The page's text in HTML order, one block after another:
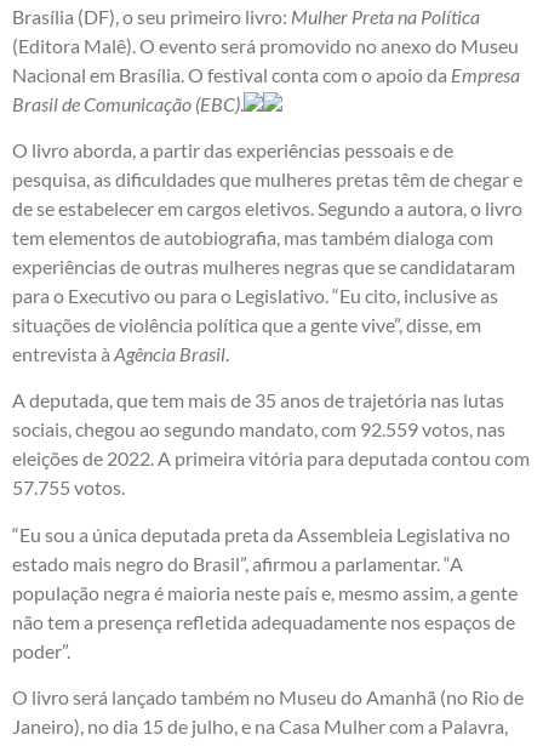
Brasília (DF), o seu primeiro livro: Mulher Preta na Política
(Editora Malê). O evento será promovido no anexo do Museu
Nacional em Brasília. O festival conta com o apoio da Empresa
Brasil de Comunicação (EBC)
O livro aborda, a partir das experiências pessoais e de
pesquisa, as dificuldades que mulheres pretas têm de chegar e
de se estabelecer em cargos eletivos. Segundo a autora, o livro
tem elementos de autobiografia, mas também dialoga com
experiências de outras mulheres negras que se candidataram
para o Executivo ou para o Legislativo. “Eu cito, inclusive as
situações de violência política que a gente vive”, disse, em
entrevista à Agência Brasil.
A deputada, que tem mais de 35 anos de trajetória nas lutas
sociais, chegou ao segundo mandato, com 92.559 votos, nas
eleições de 2022. A primeira vitória para deputada contou com
57.755 votos.
“Eu sou a única deputada preta da Assembleia Legislativa no
estado mais negro do Brasil”, afirmou a parlamentar. “A
população negra é maioria neste país e, mesmo assim, a gente
não tem a presença refletida adequadamente nos espaços de
poder”.
O livro será lançado também no Museu do Amanhã (no Rio de
Janeiro), no dia 15 de julho, e na Casa Mulher com a Palavra,